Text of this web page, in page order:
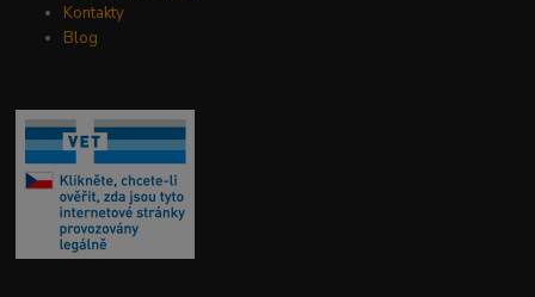
Kontakty
Blog